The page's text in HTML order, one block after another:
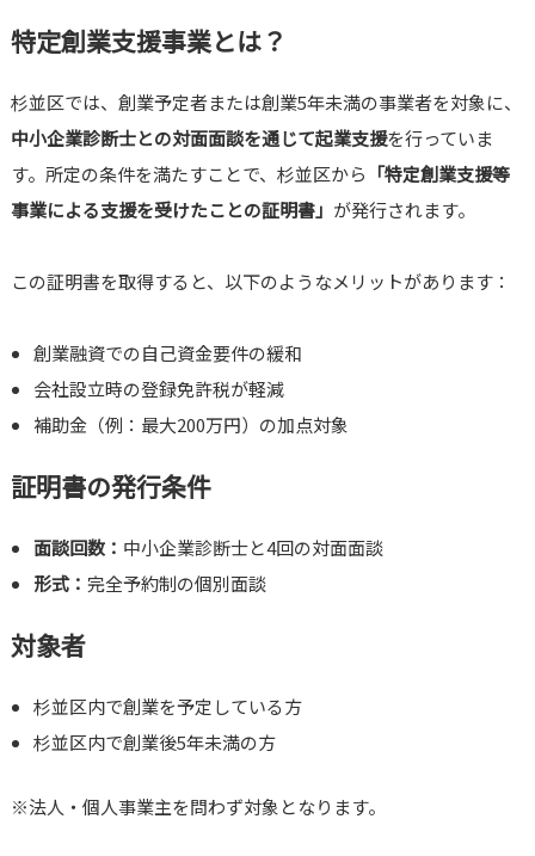
特定創業支援事業とは？
杉並区では、創業予定者または創業5年未満の事業者を対象に、
中小企業診断士との対面面談を通じて起業支援を行っていま
す。所定の条件を満たすことで、杉並区から 「特定創業支援等
事業による支援を受けたことの証明書」 が発行されます。
この証明書を取得すると、以下のようなメリットがあります：
創業融資での自己資金要件の緩和
会社設立時の登録免許税が軽減
補助金（例：最大200万円）の加点対象
証明書の発行条件
面談回数： 中小企業診断士と4回の対面面談
形式： 完全予約制の個別面談
対象者
杉並区内で創業を予定している方
杉並区内で創業後5年未満の方
※法人・個人事業主を問わず対象となります。